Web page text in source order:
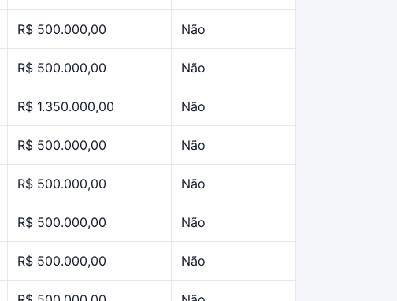
R$ 500.000,00 Não
R$ 500.000,00 Não
R$ 1.350.000,00 Não
R$ 500.000,00 Não
R$ 500.000,00 Não
R$ 500.000,00 Não
R$ 500.000,00 Não